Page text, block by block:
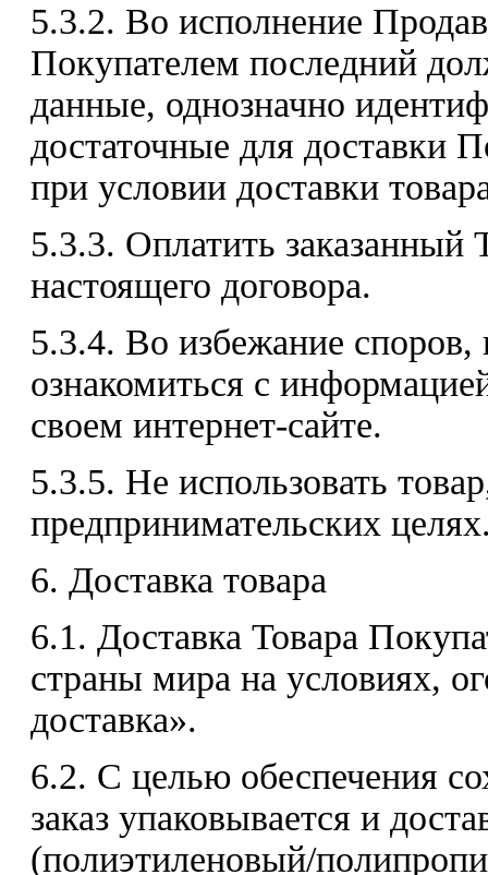
5.3.2. Во исполнение
Покупателем последний
данные, однозначно
достаточные для доставки
при условии доставки
5.3.3. Оплатить заказанный
настоящего договора.
5.3.4. Во избежание споров,
ознакомиться с
своем интернет-сайте.
5.3.5. Не использовать
предпринимательских
6. Доставка товара
6.1. Доставка Товара
страны мира на условиях,
доставка».
6.2. С целью обеспечения
заказ упаковывается и
(полиэтиленовый/